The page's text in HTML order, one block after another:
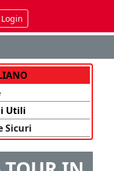
Login
Utili
Sicuri